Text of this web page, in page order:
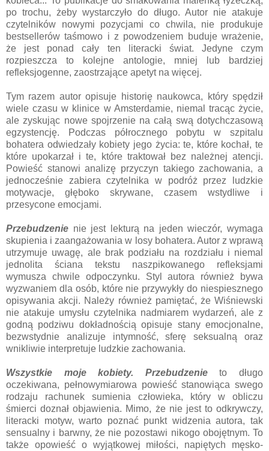
po trochu, żeby wystarczyło do długo. Autor nie atakuje
czytelników nowymi pozycjami co chwila, nie produkuje
bestsellerów taśmowo i z powodzeniem buduje wrażenie,
że jest ponad cały ten literacki świat. Jedyne czym
rozpieszcza to kolejne antologie, mniej lub bardziej
refleksjogenne, zaostrzające apetyt na więcej.
Tym razem autor opisuje historię naukowca, który spędził
wiele czasu w klinice w Amsterdamie, niemal tracąc życie,
ale zyskując nowe spojrzenie na całą swą dotychczasową
egzystencję. Podczas półrocznego pobytu w szpitalu
bohatera odwiedzały kobiety jego życia: te, które kochał, te
które upokarzał i te, które traktował bez należnej atencji.
Powieść stanowi analizę przyczyn takiego zachowania, a
jednocześnie zabiera czytelnika w podróż przez ludzkie
motywacje, głęboko skrywane, czasem wstydliwe i
przesycone emocjami.
Przebudzenie nie jest lekturą na jeden wieczór, wymaga
skupienia i zaangażowania w losy bohatera. Autor z wprawą
utrzymuje uwagę, ale brak podziału na rozdziału i niemal
jednolita ściana tekstu naszpikowanego refleksjami
wymusza chwile odpoczynku. Styl autora również bywa
wyzwaniem dla osób, które nie przywykły do niespiesznego
opisywania akcji. Należy również pamiętać, że Wiśniewski
nie atakuje umysłu czytelnika nadmiarem wydarzeń, ale z
godną podziwu dokładnością opisuje stany emocjonalne,
bezwstydnie analizuje intymność, sferę seksualną oraz
wnikliwie interpretuje ludzkie zachowania.
Wszystkie moje kobiety. Przebudzenieto długo
oczekiwana, pełnowymiarowa powieść stanowiąca swego
rodzaju rachunek sumienia człowieka, który w obliczu
śmierci doznał objawienia. Mimo, że nie jest to odkrywczy,
literacki motyw, warto poznać punkt widzenia autora, tak
sensualny i barwny, że nie pozostawi nikogo obojętnym. To
także opowieść o wyjątkowej miłości, napiętych męsko-